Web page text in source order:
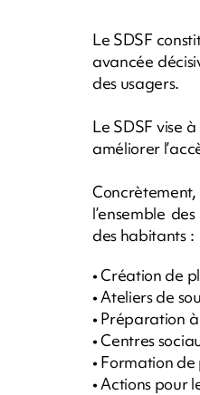
Le SDSF
avancée
des usagers.
Le SDSF vise
améliorer
l’ensemble
des habitants :
• Création de
• Ateliers de
• Préparation
• Centres
• Formation
• Actions pour